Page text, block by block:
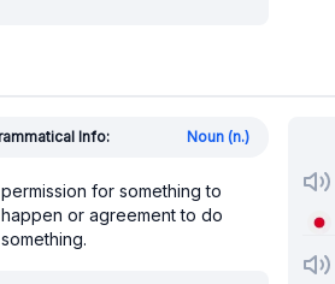
Info: Noun (n.)
permission for something to
happen or agreement to do
something.